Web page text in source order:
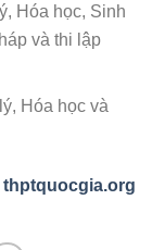
Hóa học, Sinh
và thi lập
Hóa học và
thptquocgia.org